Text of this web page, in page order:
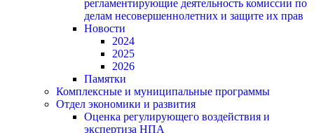
регламентирующие деятельность комиссии по
делам несовершеннолетних и защите их прав
Новости
2024
2025
2026
Памятки
Комплексные и муниципальные программы
Отдел экономики и развития
Оценка регулирующего воздействия и
экспертиза НПА